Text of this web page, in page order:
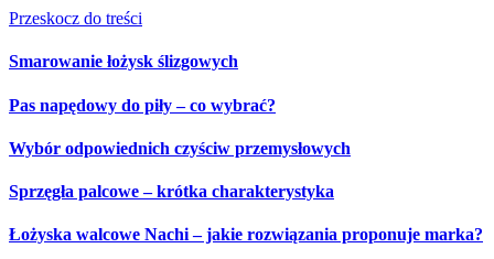
Przeskocz do treści
Smarowanie łożysk ślizgowych
Pas napędowy do piły – co wybrać?
Wybór odpowiednich czyściw przemysłowych
Sprzęgła palcowe – krótka charakterystyka
Łożyska walcowe Nachi – jakie rozwiązania proponuje marka?